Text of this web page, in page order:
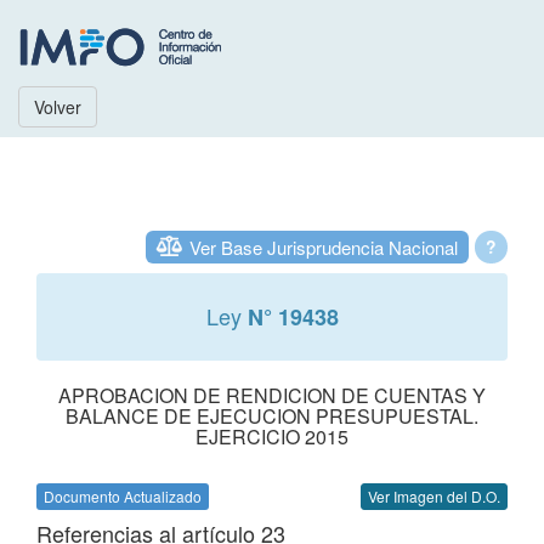
Volver
?
Ver Base Jurisprudencia Nacional
Ley N° 19438
APROBACION DE RENDICION DE CUENTAS Y
BALANCE DE EJECUCION PRESUPUESTAL.
EJERCICIO 2015
Documento Actualizado Ver Imagen del D.O.
Referencias al artículo 23